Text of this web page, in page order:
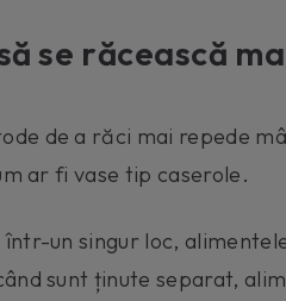
se răcească
de a răci mai repede
ar fi vase tip caserole.
un singur loc,
sunt ținute separat,